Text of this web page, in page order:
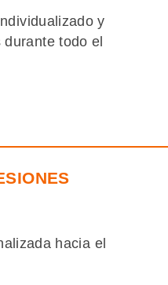
y
todo el
hacia el